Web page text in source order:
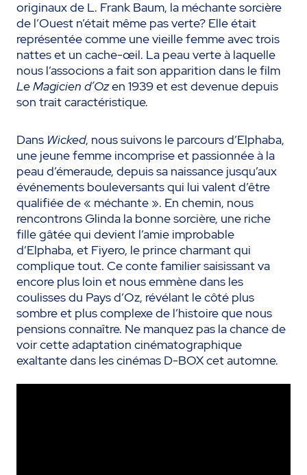
originaux de L. Frank Baum, la méchante sorcière
de l’Ouest n’était même pas verte? Elle était
représentée comme une vieille femme avec trois
nattes et un cache-œil. La peau verte à laquelle
nous l’associons a fait son apparition dans le film
Le Magicien d’Ozen 1939 et est devenue depuis
son trait caractéristique.
Dans Wicked, nous suivons le parcours d’Elphaba,
une jeune femme incomprise et passionnée à la
peau d’émeraude, depuis sa naissance jusqu’aux
événements bouleversants qui lui valent d’être
qualifiée de « méchante ». En chemin, nous
rencontrons Glinda la bonne sorcière, une riche
fille gâtée qui devient l’amie improbable
d’Elphaba, et Fiyero, le prince charmant qui
complique tout. Ce conte familier saisissant va
encore plus loin et nous emmène dans les
coulisses du Pays d’Oz, révélant le côté plus
sombre et plus complexe de l’histoire que nous
pensions connaître. Ne manquez pas la chance de
voir cette adaptation cinématographique
exaltante dans les cinémas D-BOX cet automne.